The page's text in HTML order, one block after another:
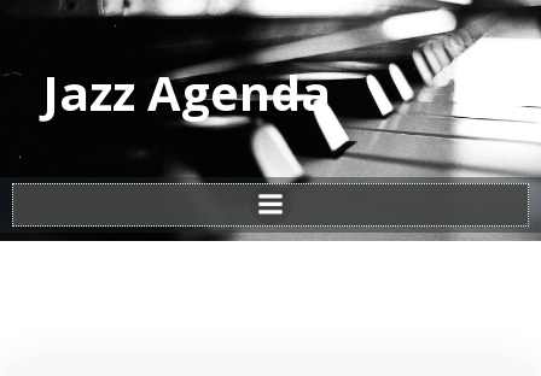
Vai
al
contenuto
Jazz Agenda